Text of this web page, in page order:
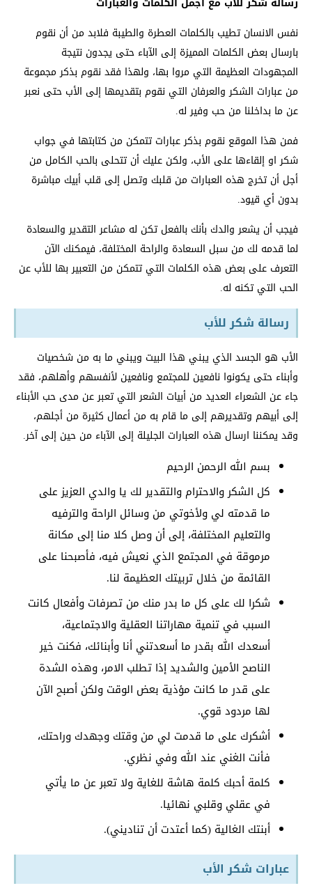
نفس الانسان تطيب بالكلمات العطرة والطيبة فلابد من أن نقوم
بارسال بعض الكلمات المميزة إلى الآباء حتى يجدون نتيجة
المجهودات العظيمة التي مروا بها، ولهذا فقد نقوم بذكر مجموعة
من عبارات الشكر والعرفان التي نقوم بتقديمها إلى الأب حتى نعبر
عن ما بداخلنا من حب وفير له.
فمن هذا الموقع نقوم بذكر عبارات تتمكن من كتابتها في جواب
شكر او إلقاءها على الأب، ولكن عليك أن تتحلى بالحب الكامل من
أجل أن تخرج هذه العبارات من قلبك وتصل إلى قلب أبيك مباشرة
بدون أي قيود.
فيجب أن يشعر والدك بأنك بالفعل تكن له مشاعر التقدير والسعادة
لما قدمه لك من سبل السعادة والراحة المختلفة، فيمكنك الآن
التعرف على بعض هذه الكلمات التي تتمكن من التعبير بها للأب عن
الحب التي تكنه له.
رسالة شكر للأب
الأب هو الجسد الذي يبني هذا البيت ويبني ما به من شخصيات
وأبناء حتى يكونوا نافعين للمجتمع ونافعين لأنفسهم وأهلهم، فقد
جاء عن الشعراء العديد من أبيات الشعر التي تعبر عن مدى حب الأبناء
إلى أبيهم وتقديرهم إلى ما قام به من أعمال كثيرة من أجلهم،
وقد يمكننا ارسال هذه العبارات الجليلة إلى الآباء من حين إلى آخر.
بسم الله الرحمن الرحيم
كل الشكر والاحترام والتقدير لك يا والدي العزيز على
ما قدمته لي ولأخوتي من وسائل الراحة والترفيه
والتعليم المختلفة، إلى أن وصل كلا منا إلى مكانة
مرموقة في المجتمع الذي نعيش فيه، فأصبحنا على
القائمة من خلال تربيتك العظيمة لنا.
شكرا لك على كل ما بدر منك من تصرفات وأفعال كانت
السبب في تنمية مهاراتنا العقلية والاجتماعية،
أسعدك الله بقدر ما أسعدتني أنا وأبنائك، فكنت خير
الناصح الأمين والشديد إذا تطلب الامر، وهذه الشدة
على قدر ما كانت مؤذية بعض الوقت ولكن أصبح الآن
لها مردود قوي.
أشكرك على ما قدمت لي من وقتك وجهدك وراحتك،
فأنت الغني عند الله وفي نظري.
كلمة أحبك كلمة هاشة للغاية ولا تعبر عن ما يأتي
في عقلي وقلبي نهائيا.
أبنتك الغالية (كما أعتدت أن تناديني).
عبارات شكر الأب